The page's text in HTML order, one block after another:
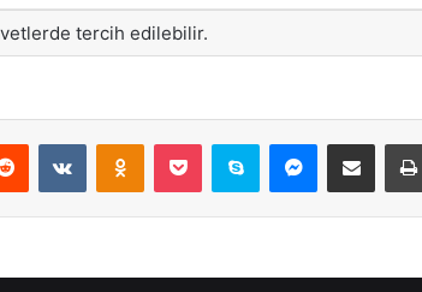
tercih edilebilir.
Reddit VKontakteOdnoklassniki
Pocket Skype Messenger
E-Posta ile paylaş